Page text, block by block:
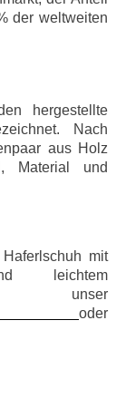
der weltweiten
hergestellte
Nach
aus Holz
Material und
mit
leichtem
unser
oder